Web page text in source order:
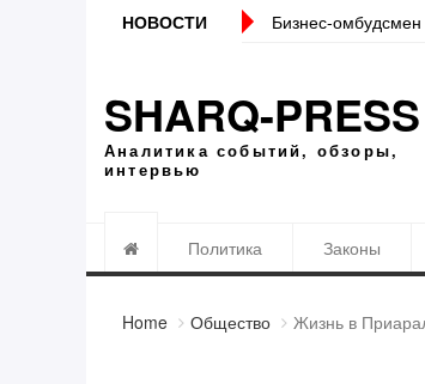
НОВОСТИ
сведений банками Налоговому комитету
SHARQ-PRESS
Аналитика событий, обзоры,
интервью
Политика Законы
Home Общество Жизнь в